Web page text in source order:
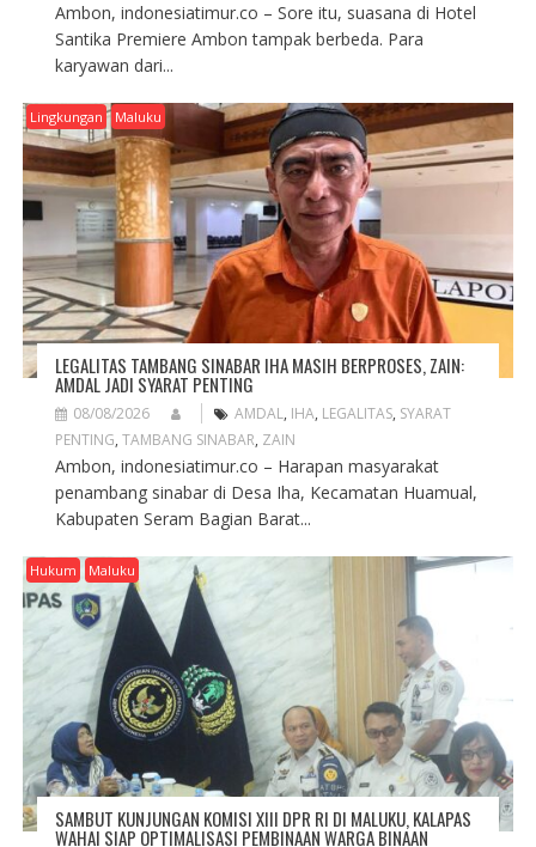
Ambon, indonesiatimur.co – Sore itu, suasana di Hotel
Santika Premiere Ambon tampak berbeda. Para
karyawan dari...
Lingkungan Maluku
LEGALITAS TAMBANG SINABAR IHA MASIH BERPROSES, ZAIN:
AMDAL JADI SYARAT PENTING
08/08/2026 AMDAL, IHA, LEGALITAS, SYARAT
PENTING, TAMBANG SINABAR, ZAIN
Ambon, indonesiatimur.co – Harapan masyarakat
penambang sinabar di Desa Iha, Kecamatan Huamual,
Kabupaten Seram Bagian Barat...
Hukum Maluku
SAMBUT KUNJUNGAN KOMISI XIII DPR RI DI MALUKU, KALAPAS
WAHAI SIAP OPTIMALISASI PEMBINAAN WARGA BINAAN